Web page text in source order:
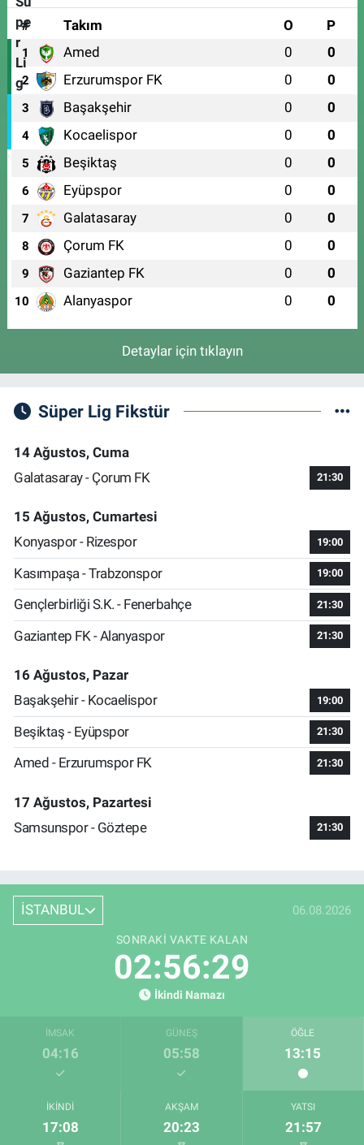
# Takım O P
1 Amed 0 0
2 Erzurumspor FK 0 0
3 Başakşehir 0 0
4 Kocaelispor 0 0
5 Beşiktaş 0 0
6 Eyüpspor 0 0
7 Galatasaray 0 0
8 Çorum FK 0 0
9 Gaziantep FK 0 0
10 Alanyaspor 0 0
Detaylar için tıklayın
Süper Lig Fikstür
14 Ağustos, Cuma
Galatasaray - Çorum FK
21:30
15 Ağustos, Cumartesi
Konyaspor - Rizespor
19:00
Kasımpaşa - Trabzonspor 19:00
Gençlerbirliği S.K. - Fenerbahçe 21:30
Gaziantep FK - Alanyaspor 21:30
16 Ağustos, Pazar
Başakşehir - Kocaelispor
19:00
Beşiktaş - Eyüpspor 21:30
Amed - Erzurumspor FK 21:30
17 Ağustos, Pazartesi
Samsunspor - Göztepe
21:30
İSTANBUL 06.08.2026
SONRAKI VAKTE KALAN
02:56:28
İkindi Namazı
İMSAK
04:16
GÜNEŞ
05:58
ÖĞLE
13:15
İKINDI
17:08
AKŞAM
20:23
YATSI
21:57